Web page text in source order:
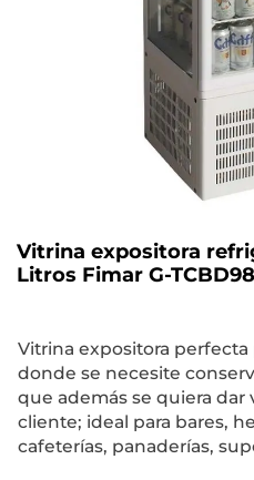
Vitrina expositora
Litros Fimar G-TCBD98
Vitrina expositora
donde se necesite
que además se quiera dar
cliente; ideal para bares,
cafeterías, panaderías,